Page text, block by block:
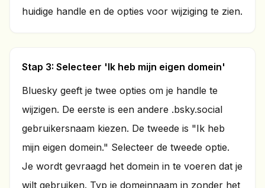
huidige handle en de opties voor wijziging te zien.
Stap 3: Selecteer 'Ik heb mijn eigen domein'
Bluesky geeft je twee opties om je handle te
wijzigen. De eerste is een andere .bsky.social
gebruikersnaam kiezen. De tweede is "Ik heb
mijn eigen domein." Selecteer de tweede optie.
Je wordt gevraagd het domein in te voeren dat je
wilt gebruiken. Typ je domeinnaam in zonder het